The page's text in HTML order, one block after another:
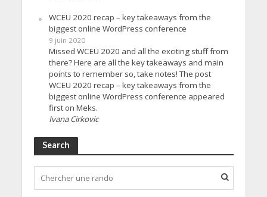
WCEU 2020 recap – key takeaways from the
biggest online WordPress conference
9 juin 2020
Missed WCEU 2020 and all the exciting stuff from
there? Here are all the key takeaways and main
points to remember so, take notes! The post
WCEU 2020 recap – key takeaways from the
biggest online WordPress conference appeared
first on Meks.
Ivana Cirkovic
Search